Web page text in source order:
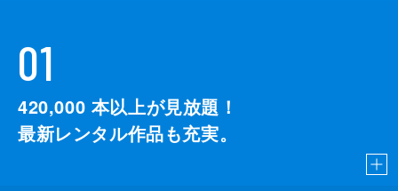
01
420,000 本以上が見放題！
最新レンタル作品も充実。